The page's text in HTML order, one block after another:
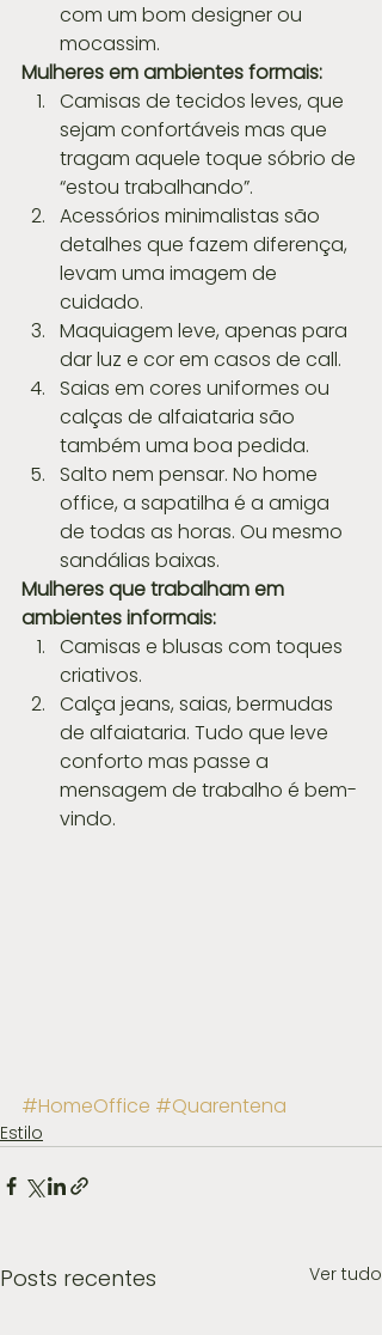
com um bom designer ou
mocassim.
Mulheres em ambientes formais:
Camisas de tecidos leves, que
sejam confortáveis mas que
tragam aquele toque sóbrio de
“estou trabalhando”.
Acessórios minimalistas são
detalhes que fazem diferença,
levam uma imagem de
cuidado.
Maquiagem leve, apenas para
dar luz e cor em casos de call.
Saias em cores uniformes ou
calças de alfaiataria são
também uma boa pedida.
Salto nem pensar. No home
office, a sapatilha é a amiga
de todas as horas. Ou mesmo
sandálias baixas.
Mulheres que trabalham em
ambientes informais:
Camisas e blusas com toques
criativos.
Calça jeans, saias, bermudas
de alfaiataria. Tudo que leve
conforto mas passe a
mensagem de trabalho é bem-
vindo.
#HomeOffice #Quarentena
Estilo
Posts recentes Ver tudo